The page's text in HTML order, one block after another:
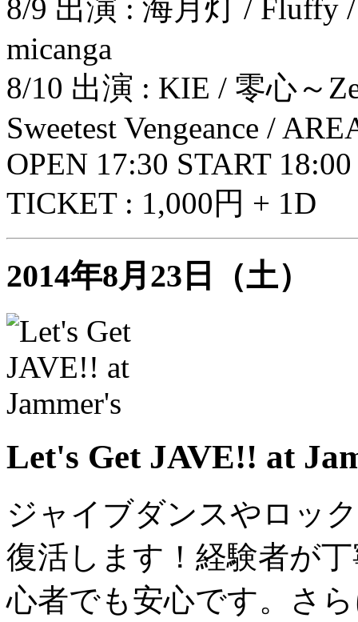
8/9 出演 : 海月灯 / Fluffy /
micanga
8/10 出演 : KIE / 零心～
Sweetest Vengeance /
OPEN 17:30 START 18:00
TICKET : 1,000円 + 1D
2014年8月23日（土）
Let's Get JAVE!! at
ジャイブダンスやロッ
復活します！経験者が
心者でも安心です。さ